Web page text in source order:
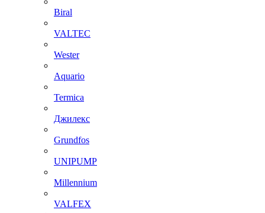
Biral
VALTEC
Wester
Aquario
Termica
Джилекс
Grundfos
UNIPUMP
Millennium
VALFEX